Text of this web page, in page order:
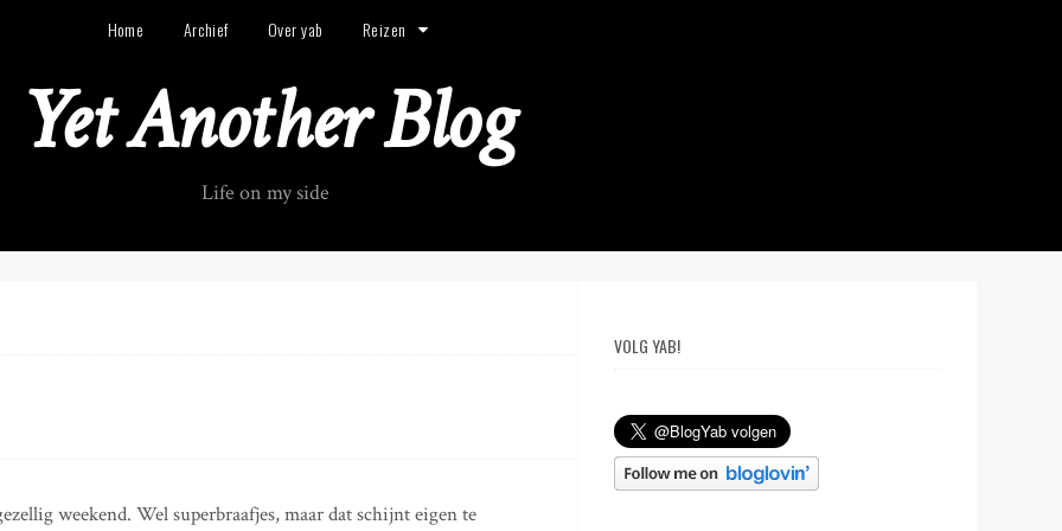
Home Archief Over yab Reizen
Yet Another Blog
Life on my side
weekend. Wel superbraafjes, maar dat schijnt eigen te
VOLG YAB!